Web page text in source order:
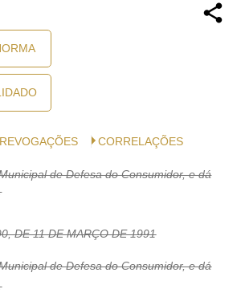
REVOGAÇÕES CORRELAÇÕES
de Defesa do Consumidor, e dá
DE 11 DE MARÇO DE 1991
de Defesa do Consumidor, e dá